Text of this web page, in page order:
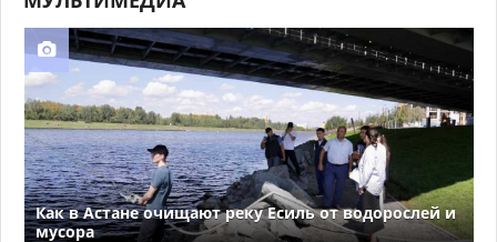
Как в Астане очищают реку Есиль от водорослей и
мусора